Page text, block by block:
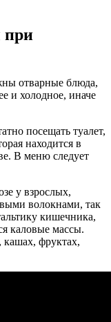
при
отварные блюда,
и холодное, иначе
посещать туалет,
находится в
В меню следует
у взрослых,
волокнами, так
кишечника,
каловые массы.
кашах, фруктах,